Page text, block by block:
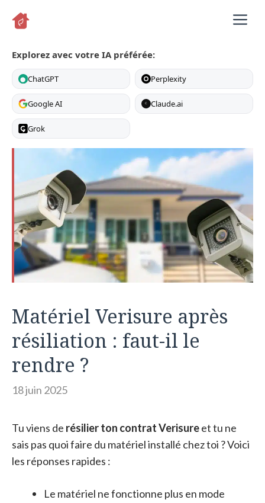
Explorez avec votre IA préférée:
ChatGPT Perplexity
Google AI C Claude.ai
Grok
Matériel Verisure après
résiliation : faut-il le
rendre ?
18 juin 2025
Tu viens de résilier ton contrat Verisureet tu ne
sais pas quoi faire du matériel installé chez toi ? Voici
les réponses rapides :
Le matériel ne fonctionne plus en mode